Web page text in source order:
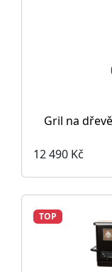
Gril na
12 490 Kč
TOP